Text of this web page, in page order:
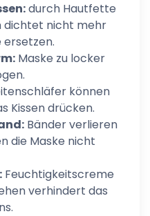
durch Hautfette
dichtet nicht mehr
ersetzen.
Maske zu locker
können
Kissen drücken.
Bänder verlieren
die Maske nicht
Feuchtigkeitscreme
verhindert das